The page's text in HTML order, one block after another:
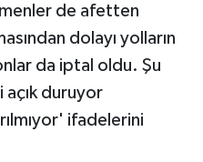
de afetten
dolayı yolların
da iptal oldu. Şu
açık duruyor
ifadelerini